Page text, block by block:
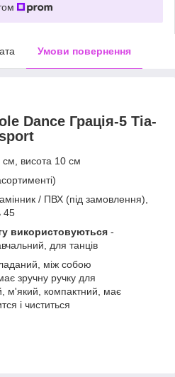
Умови повернення
Dаnce Грація-5 Тіа-
sport
см, висота 10 см
/ ПВХ (під замовлення),
45
використовуються -
для танців
між собою
зручну ручку для
м'який, компактний, має
і чиститься